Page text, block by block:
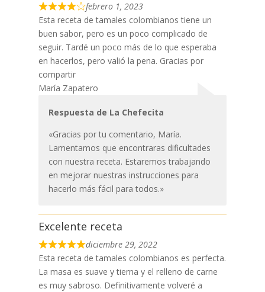
febrero 1, 2023
Esta receta de tamales colombianos tiene un
buen sabor, pero es un poco complicado de
seguir. Tardé un poco más de lo que esperaba
en hacerlos, pero valió la pena. Gracias por
compartir
María Zapatero
Respuesta de La Chefecita
«Gracias por tu comentario, María.
Lamentamos que encontraras dificultades
con nuestra receta. Estaremos trabajando
en mejorar nuestras instrucciones para
hacerlo más fácil para todos.»
Excelente receta
diciembre 29, 2022
Esta receta de tamales colombianos es perfecta.
La masa es suave y tierna y el relleno de carne
es muy sabroso. Definitivamente volveré a